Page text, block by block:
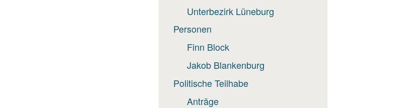
Unterbezirk Lüneburg
Personen
Finn Block
Jakob Blankenburg
Politische Teilhabe
Anträge